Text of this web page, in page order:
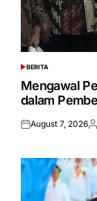
POSTED
IN
BERITA
Mengawal
dalam
Posted
August 7, 2026